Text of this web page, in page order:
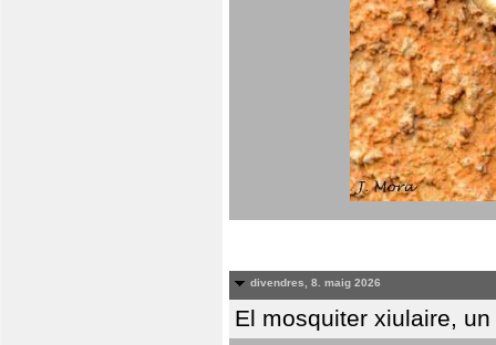
divendres, 8. maig 2026
El mosquiter xiulaire,